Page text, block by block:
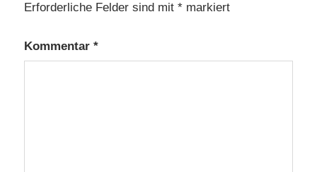
Erforderliche Felder sind mit * markiert
Kommentar *